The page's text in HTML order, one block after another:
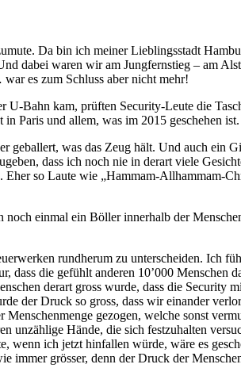
Da bin ich meiner Lieblingsstadt
dabei waren wir am Jungfernstieg – am
es zum Schluss aber nicht mehr!
U-Bahn kam, prüften Security-Leute die
Paris und allem, was im 2015 geschehen ist.
geballert, was das Zeug hält. Und auch ein
dass ich noch nie in derart viele
so Laute wie „Hammam-Allhammam-
einmal ein Böller innerhalb der
rundherum zu unterscheiden. Ich
die gefühlt anderen 10’000 Menschen
derart gross wurde, dass die Security
der Druck so gross, dass wir einander
gezogen, welche sonst
unzählige Hände, die sich festzuhalten
wenn ich jetzt hinfallen würde, wäre es
immer grösser, denn der Druck der